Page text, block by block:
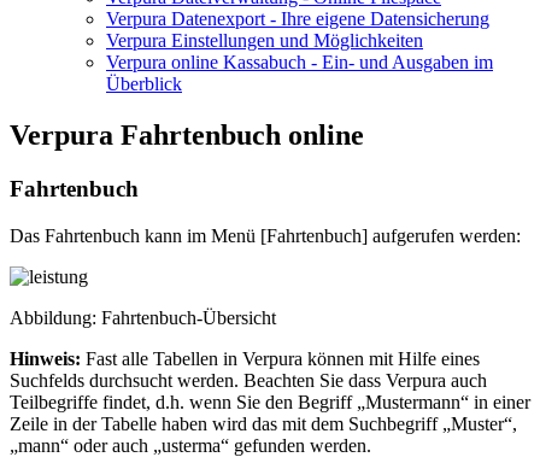
Verpura Datenexport - Ihre eigene Datensicherung
Verpura Einstellungen und Möglichkeiten
Verpura online Kassabuch - Ein- und Ausgaben im
Überblick
Verpura Fahrtenbuch online
Fahrtenbuch
Das Fahrtenbuch kann im Menü [Fahrtenbuch] aufgerufen werden:
Abbildung: Fahrtenbuch-Übersicht
Hinweis: Fast alle Tabellen in Verpura können mit Hilfe eines
Suchfelds durchsucht werden. Beachten Sie dass Verpura auch
Teilbegriffe findet, d.h. wenn Sie den Begriff „Mustermann“ in einer
Zeile in der Tabelle haben wird das mit dem Suchbegriff „Muster“,
„mann“ oder auch „usterma“ gefunden werden.